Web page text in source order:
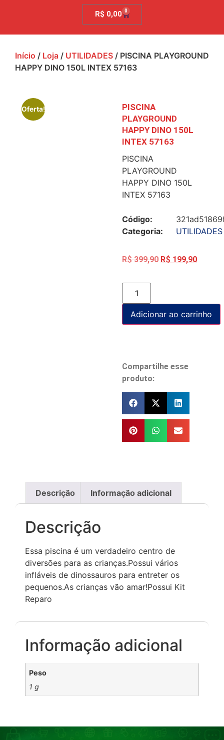
R$ 0,00 0
Início / Loja / UTILIDADES / PISCINA PLAYGROUND
HAPPY DINO 150L INTEX 57163
Oferta!
PISCINA
PLAYGROUND
HAPPY DINO 150L
INTEX 57163
PISCINA
PLAYGROUND
HAPPY DINO 150L
INTEX 57163
Código:
Categoria:
UTILIDADES
R$399,90 R$ 199,90
Adicionar ao carrinho
Compartilhe esse
produto:
Descrição Informação adicional
Descrição
Essa piscina é um verdadeiro centro de
diversões para as crianças.Possui vários
infláveis de dinossauros para entreter os
pequenos.As crianças vão amar!Possui Kit
Reparo
Informação adicional
Peso
1 g